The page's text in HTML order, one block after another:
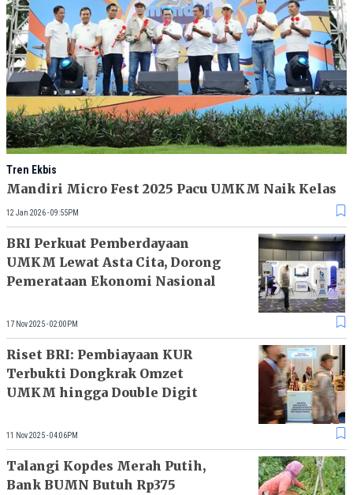
Tren Ekbis
Mandiri Micro Fest 2025 Pacu UMKM Naik Kelas
12 Jan 2026 - 09:55PM
BRI Perkuat Pemberdayaan
UMKM Lewat Asta Cita, Dorong
Pemerataan Ekonomi Nasional
17 Nov 2025 - 02:00PM
Riset BRI: Pembiayaan KUR
Terbukti Dongkrak Omzet
UMKM hingga Double Digit
11 Nov 2025 - 04:06PM
Talangi Kopdes Merah Putih,
Bank BUMN Butuh Rp375